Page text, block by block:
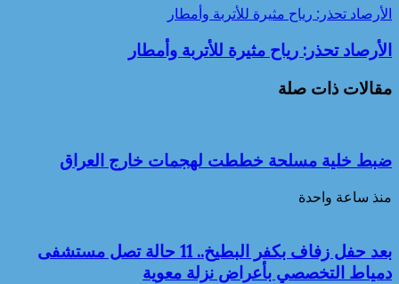
الأرصاد تحذر: رياح مثيرة للأتربة وأمطار
الأرصاد تحذر: رياح مثيرة للأتربة وأمطار
مقالات ذات صلة
ضبط خلية مسلحة خططت لهجمات خارج العراق
منذ ساعة واحدة
بعد حفل زفاف بكفر البطيخ.. 11 حالة تصل مستشفى
دمياط التخصصي بأعراض نزلة معوية